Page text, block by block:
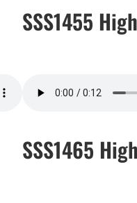
SSS1455
SSS1465